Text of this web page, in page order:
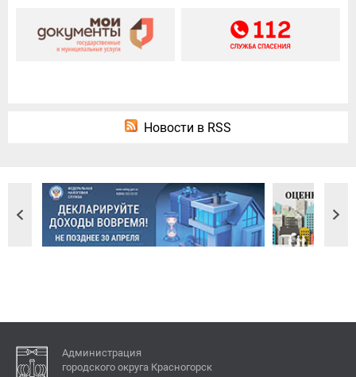
Новости в RSS
Администрация
городского округа Красногорск